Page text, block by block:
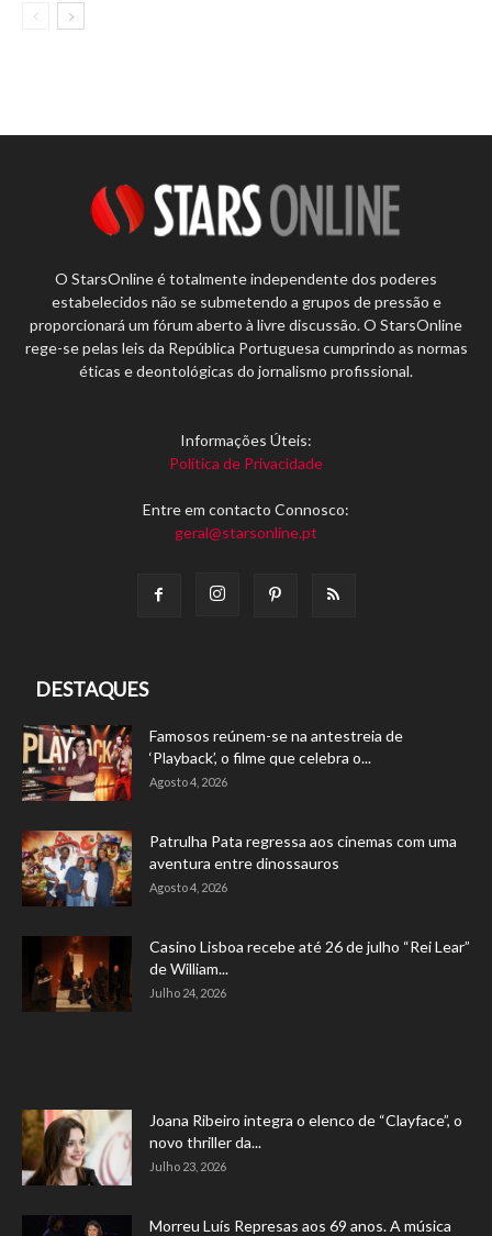
O StarsOnline é totalmente independente dos poderes
estabelecidos não se submetendo a grupos de pressão e
proporcionará um fórum aberto à livre discussão. O StarsOnline
rege-se pelas leis da República Portuguesa cumprindo as normas
éticas e deontológicas do jornalismo profissional.
Informações Úteis:
Política de Privacidade
Entre em contacto Connosco:
geral@starsonline.pt
DESTAQUES
Famosos reúnem-se na antestreia de
‘Playback’, o filme que celebra o...
Agosto 4, 2026
Patrulha Pata regressa aos cinemas com uma
aventura entre dinossauros
Agosto 4, 2026
Casino Lisboa recebe até 26 de julho “Rei Lear”
de William...
Julho 24, 2026
Joana Ribeiro integra o elenco de “Clayface”, o
novo thriller da...
Julho 23, 2026
Morreu Luís Represas aos 69 anos. A música